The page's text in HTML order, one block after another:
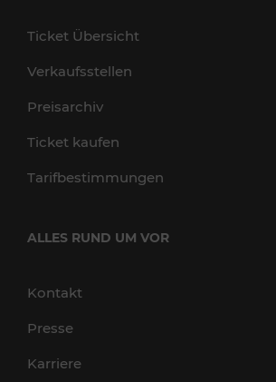
Ticket Übersicht
Verkaufsstellen
Preisarchiv
Ticket kaufen
Tarifbestimmungen
ALLES RUND UM VOR
Kontakt
Presse
Karriere